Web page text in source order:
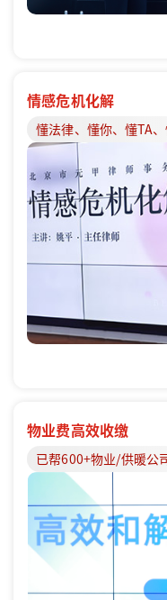
情感危机化解
物业费高效收缴
已帮600+物业/供暖公